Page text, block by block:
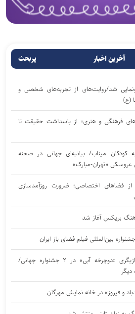
آخرین اخبار پربحث
شد/روایت‌های از تجربه‌های شخصی و
(ع)
فرهنگی و هنری؛ از پاسداشت حقیقت تا
کودکان میناب/ بیانیه‌ای جهانی در صحنه
عروسکی «تهران-مبارک»
زنان از فضاهای اختصاصی؛ ضرورت روزآمدسازی
بریکس آغاز شد
نامزدی بهترین فیلم و بازیگری «دوچرخه آبی» در ۲ جشنواره جهانی/
و فیروز» در خانه نمایش مهرگان